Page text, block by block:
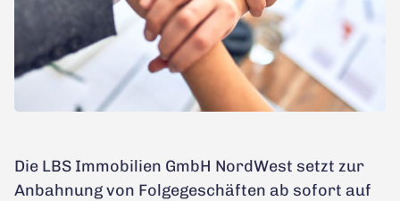
Die LBS Immobilien GmbH NordWest setzt zur
Anbahnung von Folgegeschäften ab sofort auf